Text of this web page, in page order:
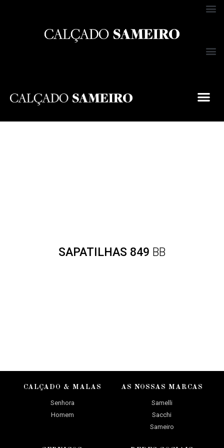
SAPATILHAS 849 BB
CALÇADO & MALAS
Senhora
Homem
AS NOSSAS MARCAS
Samelli
Sacchi
Sameiro